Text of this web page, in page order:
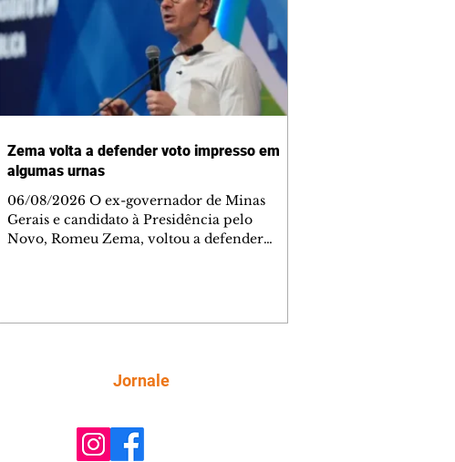
Zema volta a defender voto impresso em
algumas urnas
06/08/2026 O ex-governador de Minas
Gerais e candidato à Presidência pelo
Novo, Romeu Zema, voltou a defender
questionamentos por parte de algumas
pessoas, por que não coloca o voto
urnas para a posterior conferência
Jornale